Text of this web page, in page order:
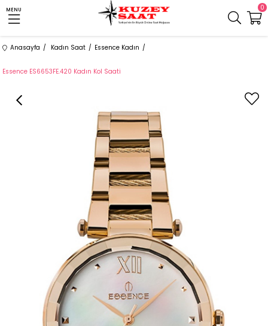
MENU 0
Anasayfa Kadın Saat Essence Kadın
Essence ES6653FE.420 Kadın Kol Saati